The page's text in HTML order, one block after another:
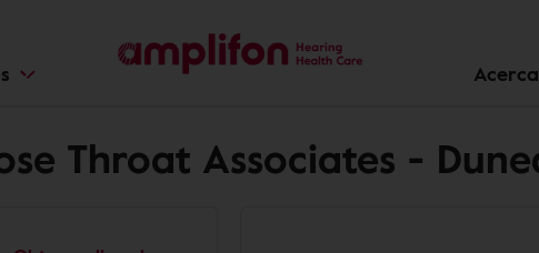
Throat Associates -